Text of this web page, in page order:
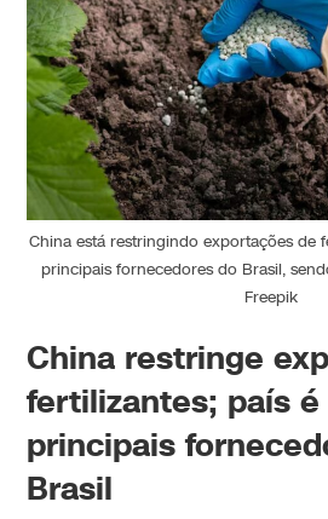
China está restringindo exportações de
principais fornecedores do Brasil,
Freepik
China restringe
fertilizantes; país
principais
Brasil